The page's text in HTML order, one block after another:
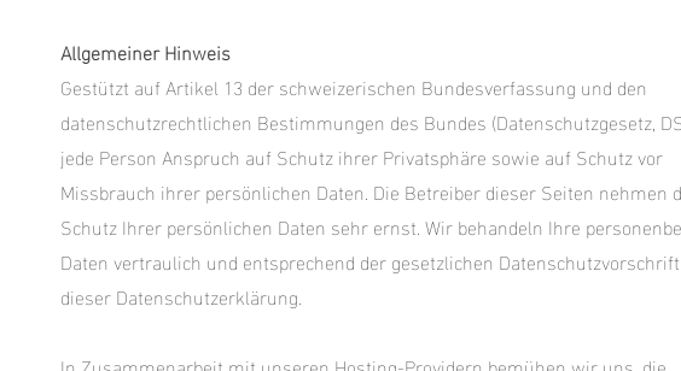
Allgemeiner Hinweis
Gestützt auf Artikel 13 der schweizerischen Bundesverfassung und den
datenschutzrechtlichen Bestimmungen des Bundes (Datenschutzgesetz,
jede Person Anspruch auf Schutz ihrer Privatsphäre sowie auf Schutz vor
Missbrauch ihrer persönlichen Daten. Die Betreiber dieser Seiten nehmen
Schutz Ihrer persönlichen Daten sehr ernst. Wir behandeln Ihre
Daten vertraulich und entsprechend der gesetzlichen
dieser Datenschutzerklärung.